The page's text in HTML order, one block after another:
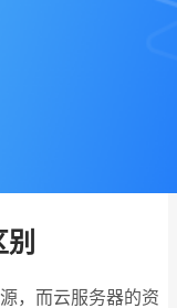
，而云服务器的资